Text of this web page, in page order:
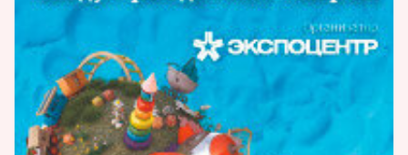
можно выделить шесть основных
? Игрушки для девочек и мальчиков
(«Agatka», «Maxi», «Freedom Force»).
? Развивающие игрушки от 0-12 («My Baby»
«Navystar» ,в т.ч. микроскопы и телескопы)